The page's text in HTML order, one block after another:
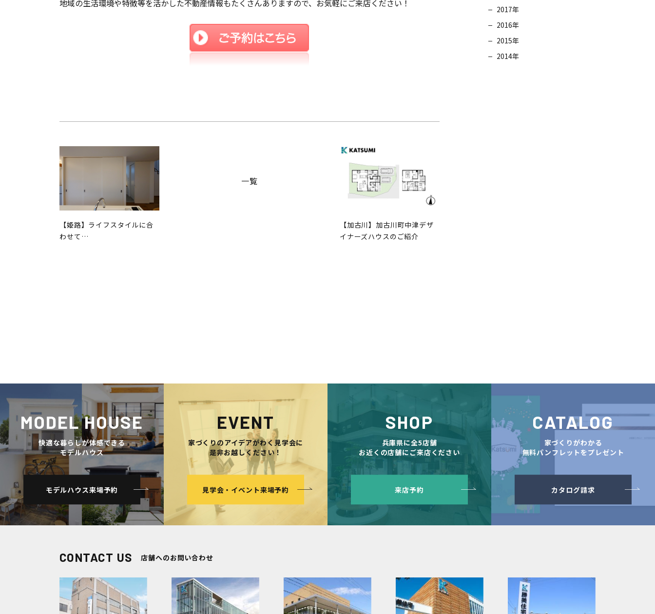
地域の生活環境や特徴等を活かした不動産情報もたくさんありますので、お気軽にご来店ください！
【姫路】ライフスタイルに合
わせて…
一覧
【加古川】加古川町中津デザ
イナーズハウスのご紹介
2017年
2016年
2015年
2014年
MODEL HOUSE
快適な暮らしが体感できる
モデルハウス
モデルハウス来場予約
EVENT
家づくりのアイデアがわく見学会に
是非お越しください！
見学会・イベント来場予約
SHOP
兵庫県に全5店舗
お近くの店舗にご来店ください
来店予約
CATALOG
家づくりがわかる
無料パンフレットをプレゼント
カタログ請求
CONTACT US 店舗へのお問い合わせ